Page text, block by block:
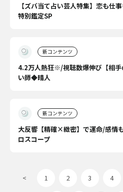
【ズバ当て占い芸人特集】恋も仕
特別鑑定SP
新コンテンツ
4.2万人熱狂※/視聴数爆伸び【相手
い師◆晴人
新コンテンツ
大反響【精確×緻密】で運命/感情
ロスコープ
< 1 2 3 4